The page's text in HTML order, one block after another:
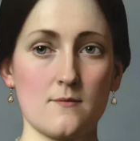
BIOGRAFIE
ATTUALITÀ